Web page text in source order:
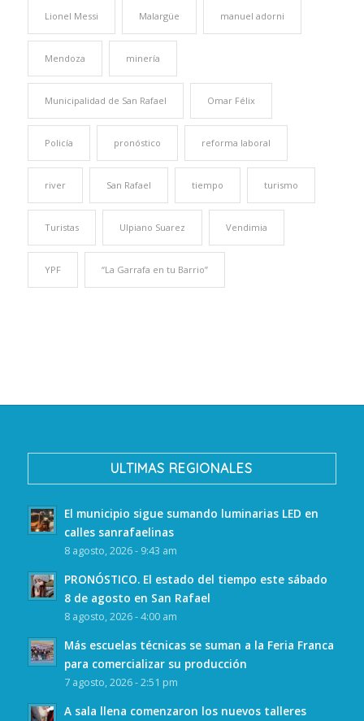
Lionel Messi Malargüe manuel adorni
Mendoza minería
Municipalidad de San Rafael Omar Félix
Policía pronóstico reforma laboral
river San Rafael tiempo turismo
Turistas Ulpiano Suarez Vendimia
YPF “La Garrafa en tu Barrio”
ULTIMAS REGIONALES
El municipio sigue sumando luminarias LED en
calles sanrafaelinas
8 agosto, 2026 - 9:43 am
PRONÓSTICO. El estado del tiempo este sábado
8 de agosto en San Rafael
8 agosto, 2026 - 4:00 am
Más escuelas técnicas se suman a la Feria Franca
para comercializar su producción
7 agosto, 2026 - 2:51 pm
A sala llena comenzaron los nuevos talleres